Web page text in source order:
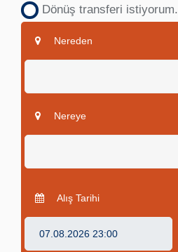
Dönüş transferi istiyorum.
Nereden
Nereye
Alış Tarihi